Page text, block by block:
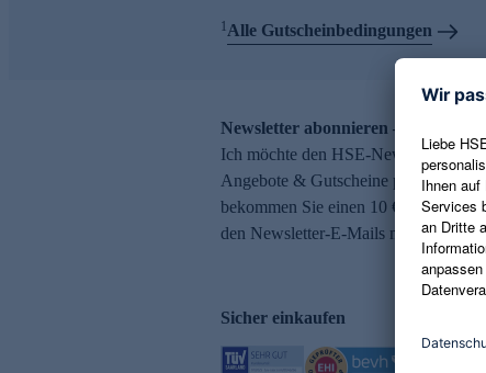
1Alle Gutscheinbedingungen
Newsletter abonnieren – 10 €
Ich möchte den HSE-Newsletter
Angebote & Gutscheine per E-Mail
bekommen Sie einen 10 €
den Newsletter-E-Mails möglich.
Sicher einkaufen